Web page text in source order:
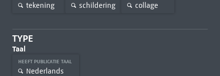
tekening schildering collage
TYPE
Taal
HEEFT PUBLICATIE TAAL
Nederlands